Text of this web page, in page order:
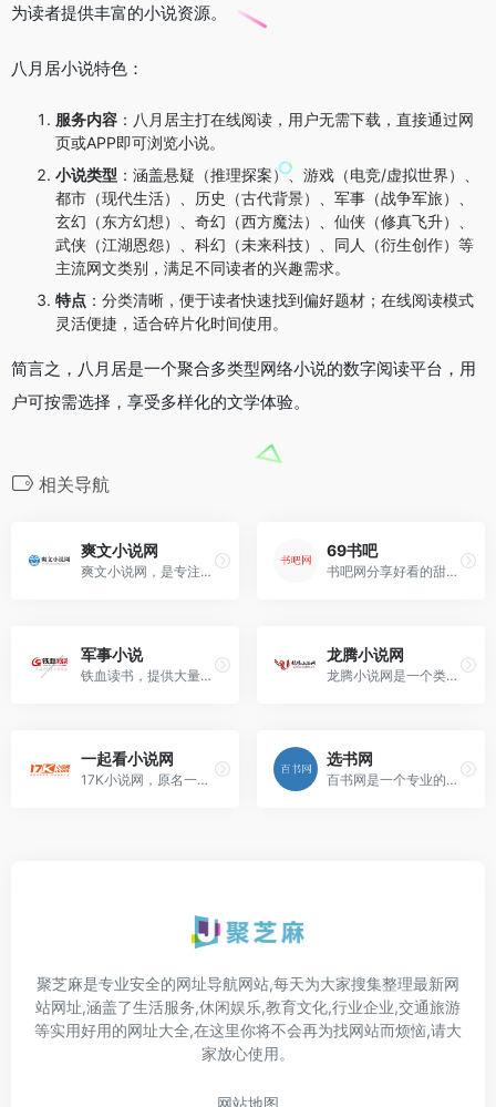
为读者提供丰富的小说资源。
八月居小说特色：
服务内容 ：八月居主打在线阅读，用户无需下载，直接通过网
页或APP即可浏览小说。
小说类型 ：涵盖悬疑（推理探案）、游戏（电竞/虚拟世界）、
都市（现代生活）、历史（古代背景）、军事（战争军旅）、
玄幻（东方幻想）、奇幻（西方魔法）、仙侠（修真飞升）、
武侠（江湖恩怨）、科幻（未来科技）、同人（衍生创作）等
主流网文类别，满足不同读者的兴趣需求。
特点 ：分类清晰，便于读者快速找到偏好题材；在线阅读模式
灵活便捷，适合碎片化时间使用。
简言之，八月居是一个聚合多类型网络小说的数字阅读平台，用
户可按需选择，享受多样化的文学体验。
相关导航
爽文小说网
爽文小说网，是专注于精品原创的小说网，提供原创小说和畅销出版书籍的在线阅读和下载服务
69书吧
书吧网分享好看的甜文宠文以...
军事小说
铁血读书，提供大量军事小说...
龙腾小说网
龙腾小说网是一个类似于百度...
一起看小说网
17K小说网，原名一起看小说网...
选书网
百书网是一个专业的绿色小说...
聚芝麻是专业安全的网址导航网站,每天为大家搜集整理最新网
站网址,涵盖了生活服务,休闲娱乐,教育文化,行业企业,交通旅游
等实用好用的网址大全,在这里你将不会再为找网站而烦恼,请大
家放心使用。
网站地图